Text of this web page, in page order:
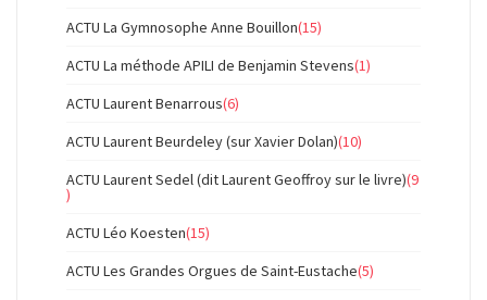
ACTU La Gymnosophe Anne Bouillon(15)
ACTU La méthode APILI de Benjamin Stevens(1)
ACTU Laurent Benarrous(6)
ACTU Laurent Beurdeley (sur Xavier Dolan)(10)
ACTU Laurent Sedel (dit Laurent Geoffroy sur le livre)(9
)
ACTU Léo Koesten(15)
ACTU Les Grandes Orgues de Saint-Eustache(5)